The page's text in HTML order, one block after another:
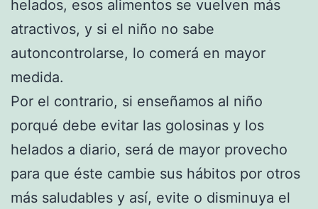
helados, esos alimentos se vuelven más
atractivos, y si el niño no sabe
autoncontrolarse, lo comerá en mayor
medida.
Por el contrario, si enseñamos al niño
porqué debe evitar las golosinas y los
helados a diario, será de mayor provecho
para que éste cambie sus hábitos por otros
más saludables y así, evite o disminuya el